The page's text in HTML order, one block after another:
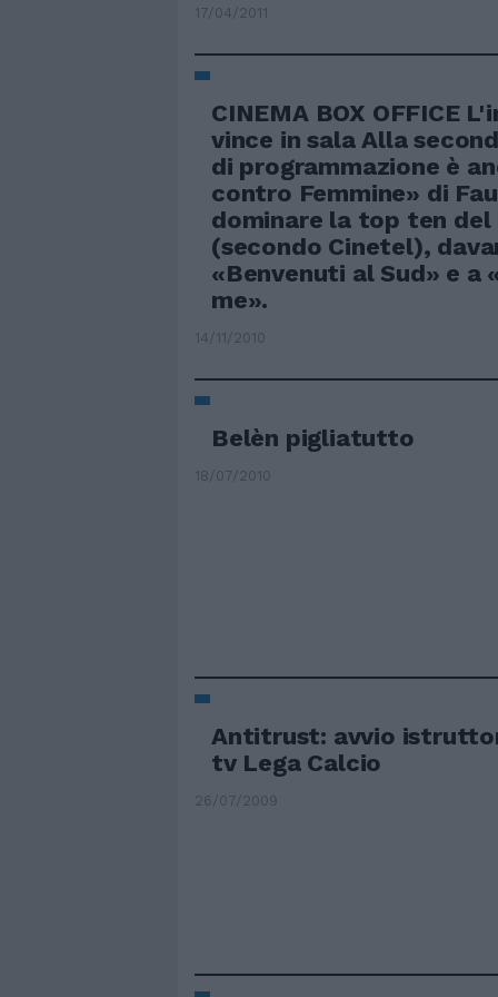
17/04/2011
CINEMA BOX OFFICE
vince in sala Alla
di programmazione è
contro Femmine» di
dominare la top ten
(secondo Cinetel),
«Benvenuti al Sud» e a
me».
14/11/2010
Belèn pigliatutto
18/07/2010
Antitrust: avvio
tv Lega Calcio
26/07/2009